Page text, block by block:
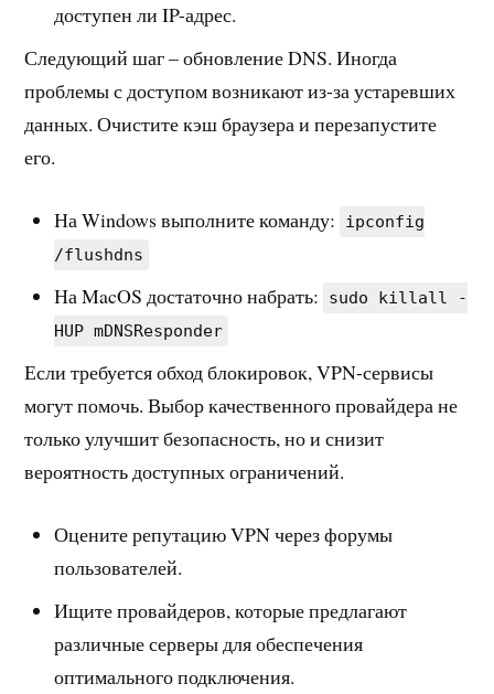
доступен ли IP-адрес.
Следующий шаг – обновление DNS. Иногда
проблемы с доступом возникают из-за устаревших
данных. Очистите кэш браузера и перезапустите
его.
На Windows выполните команду:
ipconfig
/flushdns
На MacOS достаточно набрать:
sudo killall -
HUP mDNSResponder
Если требуется обход блокировок, VPN-сервисы
могут помочь. Выбор качественного провайдера не
только улучшит безопасность, но и снизит
вероятность доступных ограничений.
Оцените репутацию VPN через форумы
пользователей.
Ищите провайдеров, которые предлагают
различные серверы для обеспечения
оптимального подключения.